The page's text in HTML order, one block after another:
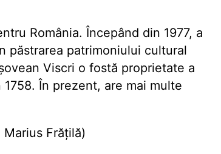
România. Începând din 1977, a
păstrarea patrimoniului cultural
Viscri o fostă proprietate a
În prezent, are mai multe
Frățilă)